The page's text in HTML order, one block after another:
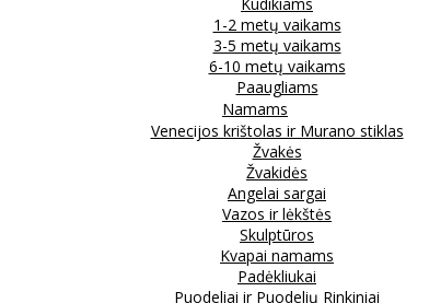
1-2 metų vaikams
3-5 metų vaikams
6-10 metų vaikams
Paaugliams
Namams
Venecijos krištolas ir Murano stiklas
Žvakės
Žvakidės
Angelai sargai
Vazos ir lėkštės
Skulptūros
Kvapai namams
Padėkliukai
Puodeliai ir Puodelių Rinkiniai